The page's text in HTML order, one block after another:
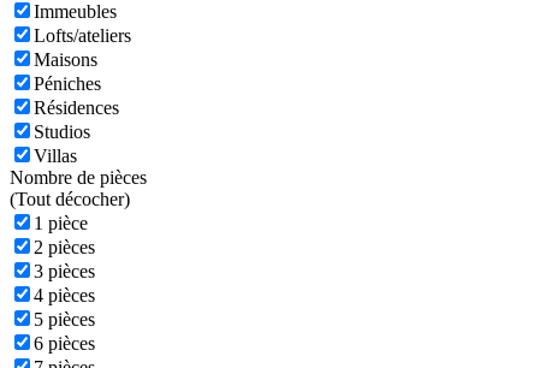
Immeubles
Lofts/ateliers
Maisons
Péniches
Résidences
Studios
Villas
Nombre de pièces
(Tout décocher)
1 pièce
2 pièces
3 pièces
4 pièces
5 pièces
6 pièces